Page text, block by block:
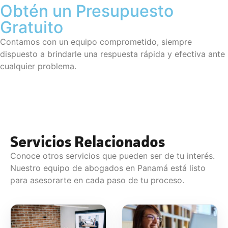
Obtén un Presupuesto
Gratuito
Contamos con un equipo comprometido, siempre
dispuesto a brindarle una respuesta rápida y efectiva ante
cualquier problema.
Servicios Relacionados
Conoce otros servicios que pueden ser de tu interés.
Nuestro equipo de abogados en Panamá está listo
para asesorarte en cada paso de tu proceso.